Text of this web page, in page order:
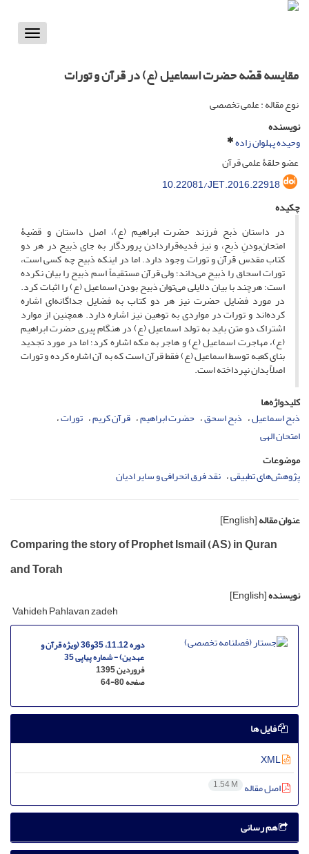
Toggle
مقایسه قصّه حضرت اسماعیل (ع) در قرآن و تورات
نوع مقاله : علمی تخصصی
نویسنده
وحیده پهلوان زاده
عضو حلقۀ علمی قرآن
10.22081/JET.2016.22918
چکیده
در داستان ذبح فرزند حضرت ابراهیم (ع)، اصل داستان و قضیۀ
امتحان‌بودنِ ذبح، و نیز فدیه‌قراردادن پروردگار به جای ذبیح در هر دو
کتاب مقدس قرآن و تورات وجود دارد. اما در اینکه ذبیح چه کسی است،
تورات اسحاق را ذبیح می‌داند؛ ولی قرآن مستقیماً اسم ذبیح را بیان نکرده
است؛ هرچند با بیان دلایلی می‌توان ذبیح‌ بودن اسماعیل (ع) را اثبات کرد.
در مورد فضایل حضرت نیز هر دو کتاب به فضایل جداگانه‌ای اشاره
کرده‌اند و تورات در مواردی به توهین نیز اشاره دارد. همچنین از موارد
اشتراک دو متن باید به تولد اسماعیل (ع) در هنگام پیری حضرت ابراهیم
(ع)، مهاجرت اسماعیل (ع) و هاجر به مکه اشاره کرد؛ اما در مورد تجدید
بنای کعبه توسط اسماعیل (ع) فقط قرآن است که به آن اشاره کرده و تورات
اصلاً بدان نپرداخته است.
کلیدواژه‌ها
ذبح اسماعیل ذبح اسحق حضرت ابراهیم قرآن کریم تورات
امتحان الهی
موضوعات
پژوهش‌های تطبیقی نقد فرق انحرافی و سایر ادیان
عنوان مقاله[English]
Comparing the story of Prophet Ismail (AS) in Quran
and Torah
نویسنده[English]
Vahideh Pahlavan zadeh
دوره 11.12، 35و36 (ویژه قرآن و
عهدین) - شماره پیاپی 35
فروردین 1395
صفحه64-80
فایل ها
اصل مقاله 1.54 M
هم رسانی